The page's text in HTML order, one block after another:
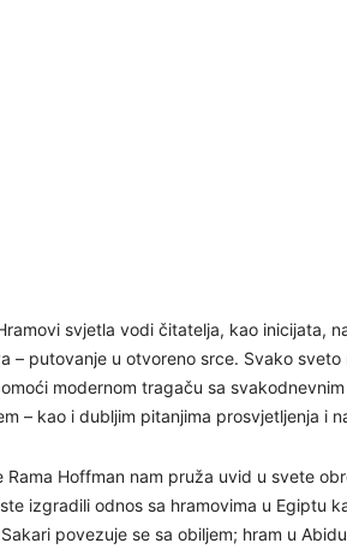
svjetla vodi čitatelja, kao inicijata,
– putovanje u otvoreno srce. Svako
modernom tragaču sa
– kao i dubljim pitanjima prosvjetljenja i
Rama Hoffman nam pruža uvid u svete
izgradili odnos sa hramovima u Egiptu
povezuje se sa obiljem; hram u